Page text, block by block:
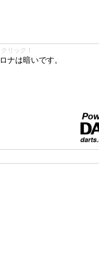
リック！
ナは暗いです。